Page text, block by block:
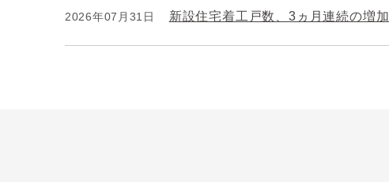
2026年07月31日 新設住宅着工戸数、3ヵ月連続の増加